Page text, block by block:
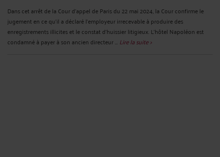
Dans cet arrêt de la Cour d’appel de Paris du 22 mai 2024, la Cour confirme le
jugement en ce qu’il a déclaré l’employeur irrecevable à produire des
enregistrements illicites et le constat d’huissier litigieux. L’hôtel Napoléon est
condamné à payer à son ancien directeur ... Lire la suite >